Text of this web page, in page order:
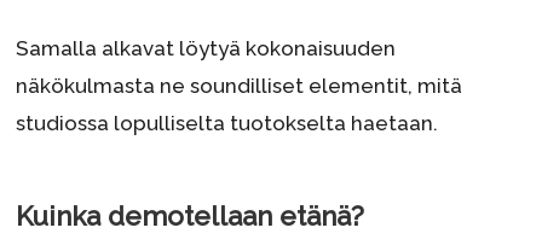
Samalla alkavat löytyä kokonaisuuden
näkökulmasta ne soundilliset elementit, mitä
studiossa lopulliselta tuotokselta haetaan.
Kuinka demotellaan etänä?